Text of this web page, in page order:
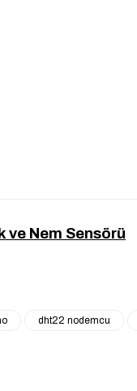
ve Nem Sensörü
dht22 nodemcu